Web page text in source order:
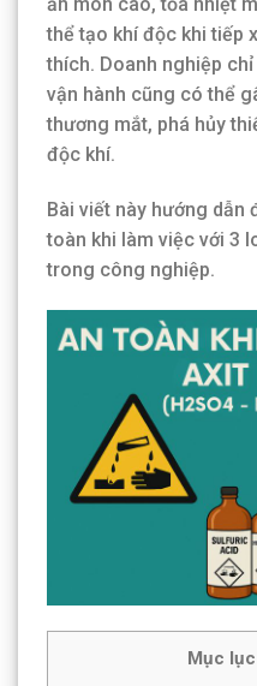
thể tạo khí độc khi tiếp
thích. Doanh nghiệp
vận hành cũng có thể
thương mắt, phá hủy
độc khí.
Bài viết này hướng dẫn
toàn khi làm việc với 3
trong công nghiệp.
Mục